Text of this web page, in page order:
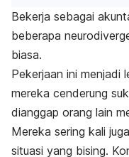
Bekerja sebagai
beberapa
biasa.
Pekerjaan ini menjadi
mereka cenderung
dianggap orang lain
Mereka sering kali
situasi yang bising.